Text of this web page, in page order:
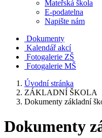
Mateřská škola
E-podatelna
Napište nám
Dokumenty
Kalendář akcí
Fotogalerie ZŠ
Fotogalerie MŠ
Úvodní stránka
ZÁKLADNÍ ŠKOLA
Dokumenty základní
Dokumenty